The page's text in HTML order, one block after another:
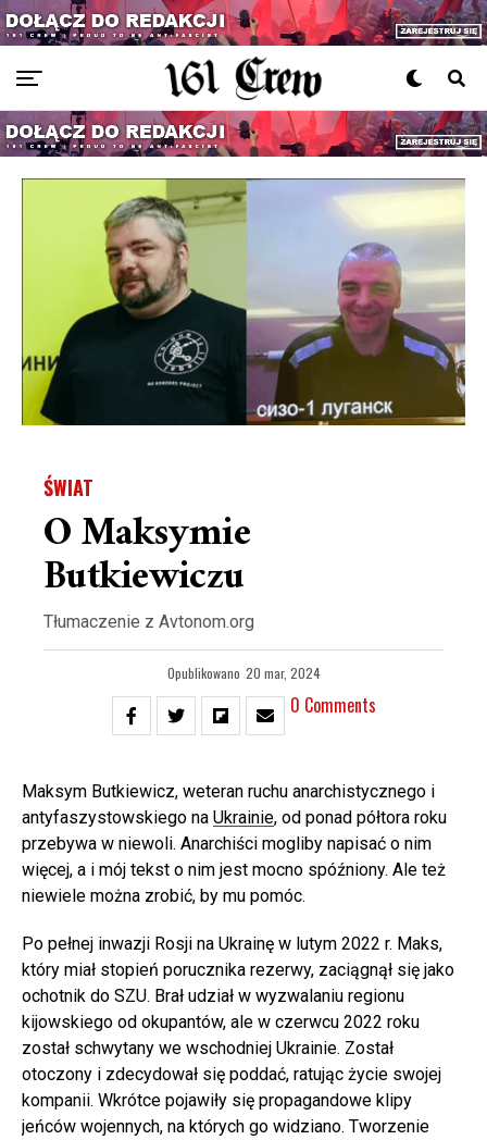
ŚWIAT
O Maksymie
Butkiewiczu
Tłumaczenie z Avtonom.org
Opublikowano 20 mar, 2024
0 Comments
Maksym Butkiewicz, weteran ruchu anarchistycznego i
antyfaszystowskiego na Ukrainie, od ponad półtora roku
przebywa w niewoli. Anarchiści mogliby napisać o nim
więcej, a i mój tekst o nim jest mocno spóźniony. Ale też
niewiele można zrobić, by mu pomóc.
Po pełnej inwazji Rosji na Ukrainę w lutym 2022 r. Maks,
który miał stopień porucznika rezerwy, zaciągnął się jako
ochotnik do SZU. Brał udział w wyzwalaniu regionu
kijowskiego od okupantów, ale w czerwcu 2022 roku
został schwytany we wschodniej Ukrainie. Został
otoczony i zdecydował się poddać, ratując życie swojej
kompanii. Wkrótce pojawiły się propagandowe klipy
jeńców wojennych, na których go widziano. Tworzenie